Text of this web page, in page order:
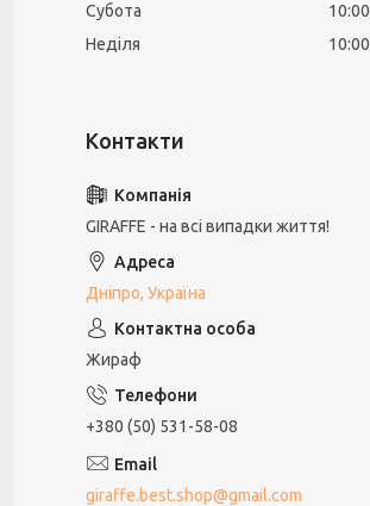
Субота
10:00
Неділя
10:00
GIRAFFE - на всі випадки життя!
Дніпро, Україна
Жираф
+380 (50) 531-58-08
giraffe.best.shop@gmail.com